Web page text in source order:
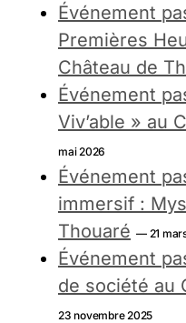
Événement
Premières
Château de
Événement
Viv’able » au
mai 2026
Événement
immersif :
Thouaré — 21
Événement
de société au
23 novembre 2025